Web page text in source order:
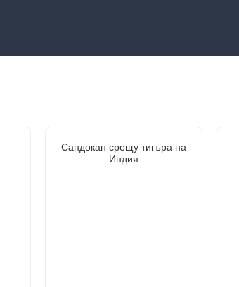
Сандокан срещу тигъра на
Индия